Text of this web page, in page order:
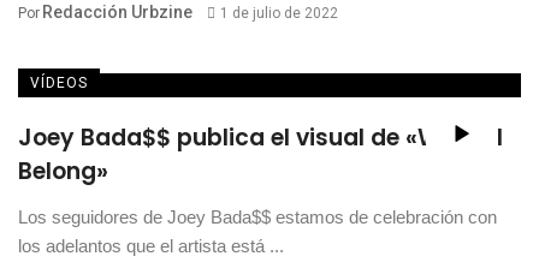
Por Redacción Urbzine 1 de julio de 2022
VÍDEOS
Joey Bada$$ publica el visual de «Where I
Belong»
Los seguidores de Joey Bada$$ estamos de celebración con
los adelantos que el artista está ...